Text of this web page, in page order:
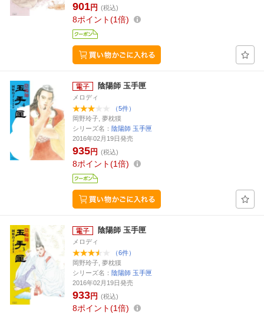
901円 (税込)
8ポイント 1倍
陰陽師 玉手匣
メロディ
（5件）
岡野玲子, 夢枕獏
シリーズ名： 陰陽師 玉手匣
2016年02月19日発売
935円 (税込)
8ポイント 1倍
陰陽師 玉手匣
メロディ
（6件）
岡野玲子, 夢枕獏
シリーズ名： 陰陽師 玉手匣
2016年02月19日発売
933円 (税込)
8ポイント 1倍